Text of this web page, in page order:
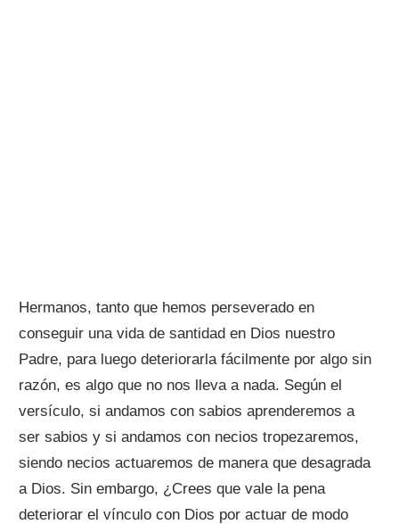
Hermanos, tanto que hemos perseverado en
conseguir una vida de santidad en Dios nuestro
Padre, para luego deteriorarla fácilmente por algo sin
razón, es algo que no nos lleva a nada. Según el
versículo, si andamos con sabios aprenderemos a
ser sabios y si andamos con necios tropezaremos,
siendo necios actuaremos de manera que desagrada
a Dios. Sin embargo, ¿Crees que vale la pena
deteriorar el vínculo con Dios por actuar de modo